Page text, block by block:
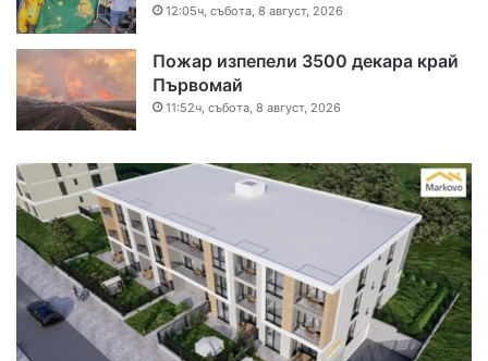
12:05ч, събота, 8 август, 2026
Пожар изпепели 3500 декара край
Първомай
11:52ч, събота, 8 август, 2026